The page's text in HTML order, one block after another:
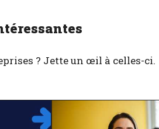
? Jette un œil à celles-ci.